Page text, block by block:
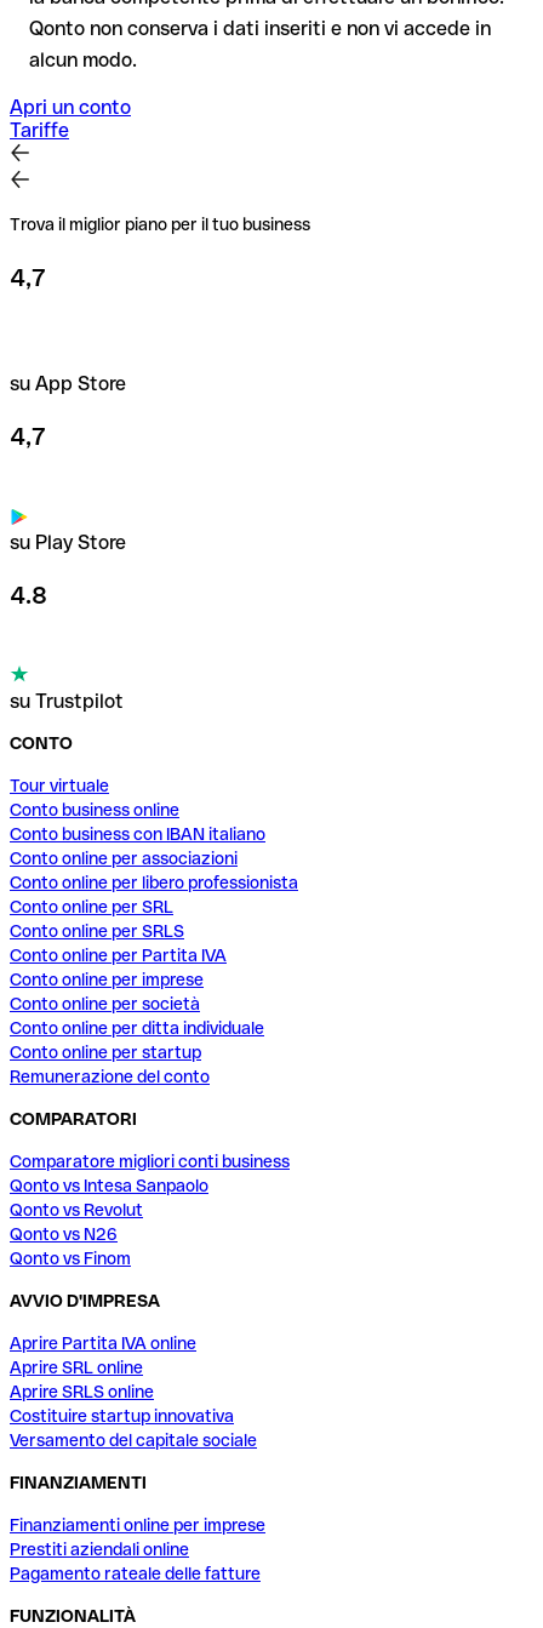
Consiglio: verifica ogni IBAN prima di un bonifico con il nostro
per importi elevati o nuovi rapporti commerciali.
Qonto non conserva i dati inseriti e non vi accede in
alcun modo.
Apri un conto
Tariffe
Trova il miglior piano per il tuo business
4,7
su App Store
4,7
su Play Store
4.8
su Trustpilot
CONTO
Tour virtuale
Conto business online
Conto business con IBAN italiano
Conto online per associazioni
Conto online per libero professionista
Conto online per SRL
Conto online per SRLS
Conto online per Partita IVA
Conto online per imprese
Conto online per società
Conto online per ditta individuale
Conto online per startup
Remunerazione del conto
COMPARATORI
Comparatore migliori conti business
Qonto vs Intesa Sanpaolo
Qonto vs Revolut
Qonto vs N26
Qonto vs Finom
AVVIO D'IMPRESA
Aprire Partita IVA online
Aprire SRL online
Aprire SRLS online
Costituire startup innovativa
Versamento del capitale sociale
FINANZIAMENTI
Finanziamenti online per imprese
Prestiti aziendali online
Pagamento rateale delle fatture
FUNZIONALITÀ